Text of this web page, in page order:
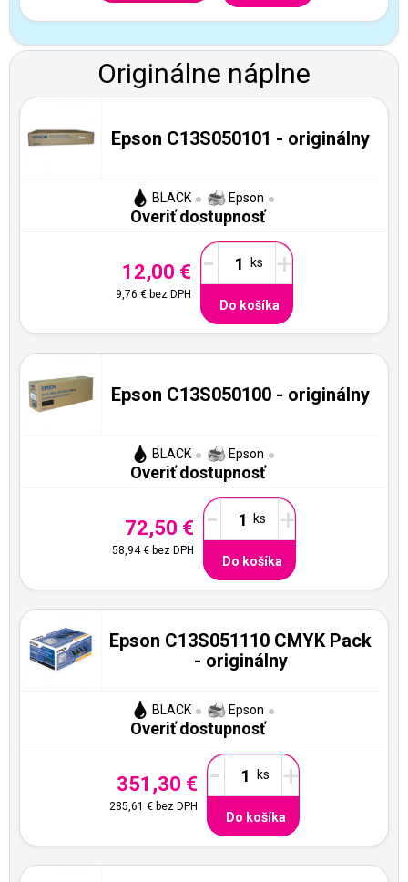
Originálne náplne
Epson C13S050101 - originálny
BLACK Epson
Overiť dostupnosť
12,00 €
9,76 €bez DPH
- +
Do košíka
Epson C13S050100 - originálny
BLACK Epson
Overiť dostupnosť
72,50 €
58,94 € bez DPH
- +
Do košíka
Epson C13S051110 CMYK Pack
- originálny
BLACK Epson
Overiť dostupnosť
351,30 €
285,61 €bez DPH
- +
Do košíka